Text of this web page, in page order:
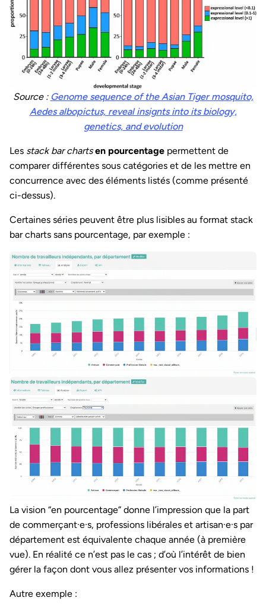
Source : Genome sequence of the Asian Tiger mosquito,
Aedes albopictus, reveal insignts into its biology,
genetics, and evolution
Les stack bar charts en pourcentage permettent de
comparer différentes sous catégories et de les mettre en
concurrence avec des éléments listés (comme présenté
ci-dessus).
Certaines séries peuvent être plus lisibles au format stack
bar charts sans pourcentage, par exemple :
La vision “en pourcentage” donne l’impression que la part
de commerçant·e·s, professions libérales et artisan·e·s par
département est équivalente chaque année (à première
vue). En réalité ce n’est pas le cas ; d’où l’intérêt de bien
gérer la façon dont vous allez présenter vos informations !
Autre exemple :